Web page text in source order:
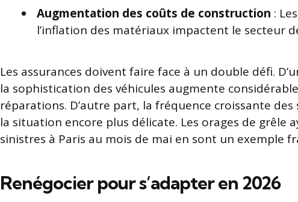
Augmentation des coûts de construction :
l’inflation des matériaux impactent le secteur
Les assurances doivent faire face à un double défi.
la sophistication des véhicules augmente
réparations. D’autre part, la fréquence croissante
la situation encore plus délicate. Les orages de grêle
sinistres à Paris au mois de mai en sont un exemple
Renégocier pour s’adapter en 2026